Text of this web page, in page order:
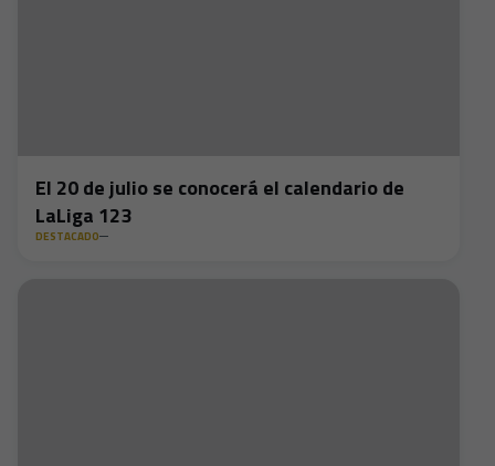
El 20 de julio se conocerá el calendario de
LaLiga 123
DESTACADO